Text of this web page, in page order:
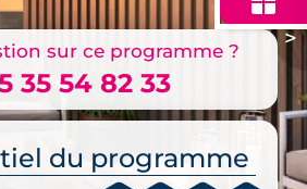
>
sur ce programme ?
35 54 82 33
du programme